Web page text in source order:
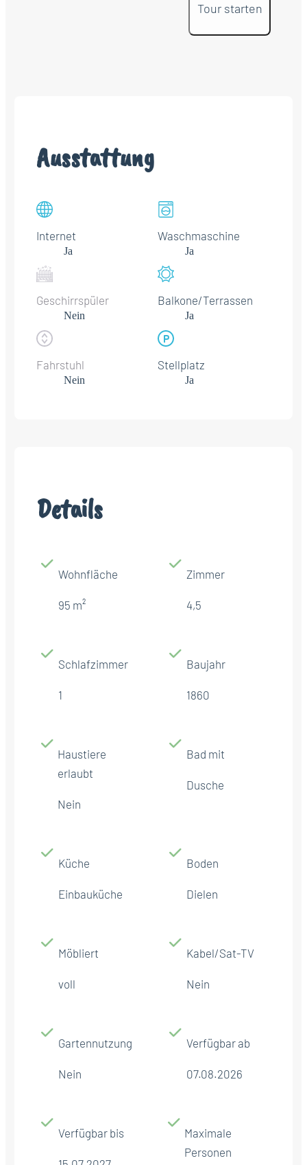
Tour starten
Ausstattung
Internet
Ja
Waschmaschine
Ja
Geschirrspüler
Nein
Balkone/Terrassen
Ja
Fahrstuhl
Nein
Stellplatz
Ja
Details
Wohnfläche
95 m²
Zimmer
4,5
Schlafzimmer
1
Baujahr
1860
Haustiere
erlaubt
Nein
Bad mit
Dusche
Küche
Einbauküche
Boden
Dielen
Möbliert
voll
Kabel/Sat-TV
Nein
Gartennutzung
Nein
Verfügbar ab
07.08.2026
Verfügbar bis
Maximale
Personen